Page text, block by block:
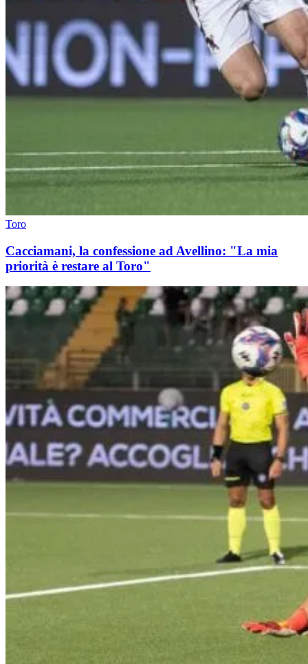
Toro
Cacciamani, la confessione ad Avellino: "La mia
priorità è restare al Toro"